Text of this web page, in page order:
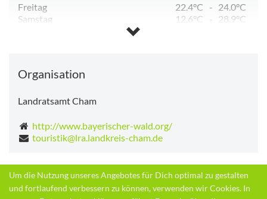
Freitag 22.4°C - 24.0°C
Samstag
12.6°C -
28.9°C
Organisation
Landratsamt Cham
http://www.bayerischer-wald.org/
touristik@lra.landkreis-cham.de
Zurück
Um die Nutzung unseres Angebotes für Dich optimal zu gestalten
und fortlaufend verbessern zu können, verwenden wir Cookies. In